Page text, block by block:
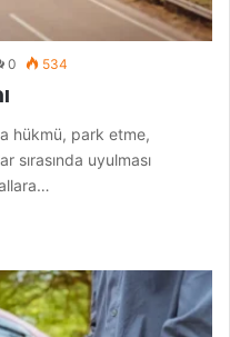
0 534
hükmü, park etme,
sırasında uyulması